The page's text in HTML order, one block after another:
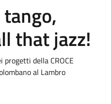
tango,
that jazz!
progetti della CROCE
al Lambro